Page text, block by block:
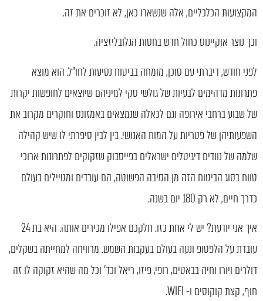
המקצועות הכלכליים, אלה שנשארו כאן, לא זוכרים את זה.
וכך נוצר אוקיינוס כחול חדש בחסות הגלובליזציה.
לפני חודש, דיברתי עם סוכן, מומחה בביטוח נסיעות לחו"ל. הוא מוצא
פתרונות מדהימים לבעיות של גולשי סקי למיניהם שיוצאים לחופשות יקרות
של שבוע ברחבי אירופה וגם לכאלה שנמצאים באמזונס וחוקרים מקרוב את
השפעותיהן של פטריות על המוח האנושי. בין לבין סיפרתי לו שיש קהילה
שלמה של נוודים דיגיטלים ישראלים בפייסבוק שזקוקים לפתרונות ארוכי
טווח בסוג הביטוח הזה מן הסיבה הפשוטה, הם עובדים ומטיילים בעולם
כדרך חיים, לא רק 180 יום בשנה.
איך אני יודעת? יש לי אחת כזו. חלקכם אפילו מכירים אותה. היא בת 24
עובדת על הלפטופ ונעה בעולם בעקבות השמש. מרוויחה למחייתה בשקלים,
דולרים ויורו וחיה בבאטים, רופי, פיזו, ריאל וכד' וכל מה שהיא זקוקה לו זה
חוף, קצת קוקוסים ו- WIFI.